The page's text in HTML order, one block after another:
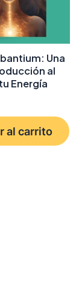
Una
al
Energía
al carrito